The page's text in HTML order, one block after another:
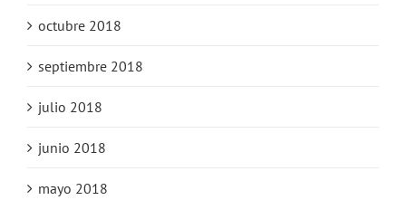
octubre 2018
septiembre 2018
julio 2018
junio 2018
mayo 2018